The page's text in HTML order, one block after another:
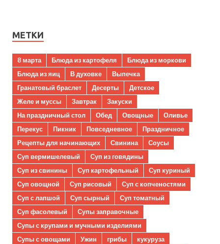
МЕТКИ
8 марта Блюда из картофеля
Блюда из моркови
Блюда из яиц
В духовке
Выпечка
Гранатовый браслет
Десерты
Детское
Желе и муссы
Завтрак
Закуски
На праздничный стол
Обед Овощные
Оливье
Перекус
Пикник Повседневное
Праздничное
Рецепты для начинающих
Свинина
Соусы
Суп вермишелевый
Суп из говядины
Суп из свинины
Суп картофельный
Суп куриный
Суп овощной
Суп рисовый
Суп с копченостями
Суп с лапшой
Суп сырный
Суп томатный
Суп фасолевый
Супы заправочные
Супы с крупами и мучными изделиями
Супы с овощами
Ужин грибы
кукуруза